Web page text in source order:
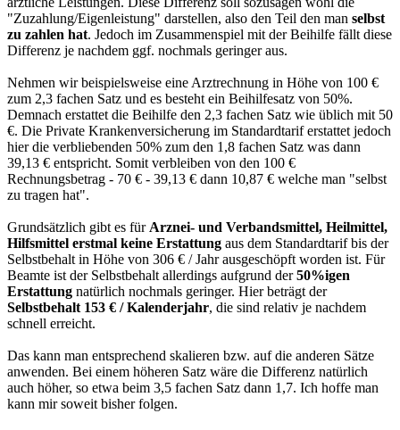
"Zuzahlung/Eigenleistung" darstellen, also den Teil den man selbst
zu zahlen hat. Jedoch im Zusammenspiel mit der Beihilfe fällt diese
Differenz je nachdem ggf. nochmals geringer aus.
Nehmen wir beispielsweise eine Arztrechnung in Höhe von 100 €
zum 2,3 fachen Satz und es besteht ein Beihilfesatz von 50%.
Demnach erstattet die Beihilfe den 2,3 fachen Satz wie üblich mit 50
€. Die Private Krankenversicherung im Standardtarif erstattet jedoch
hier die verbliebenden 50% zum den 1,8 fachen Satz was dann
39,13 € entspricht. Somit verbleiben von den 100 €
Rechnungsbetrag - 70 € - 39,13 € dann 10,87 € welche man "selbst
zu tragen hat".
Grundsätzlich gibt es für Arznei- und Verbandsmittel, Heilmittel,
Hilfsmittel erstmal keine Erstattung aus dem Standardtarif bis der
Selbstbehalt in Höhe von 306 € / Jahr ausgeschöpft worden ist. Für
Beamte ist der Selbstbehalt allerdings aufgrund der50%igen
Erstattung natürlich nochmals geringer. Hier beträgt der
Selbstbehalt 153 € / Kalenderjahr, die sind relativ je nachdem
schnell erreicht.
Das kann man entsprechend skalieren bzw. auf die anderen Sätze
anwenden. Bei einem höheren Satz wäre die Differenz natürlich
auch höher, so etwa beim 3,5 fachen Satz dann 1,7. Ich hoffe man
kann mir soweit bisher folgen.